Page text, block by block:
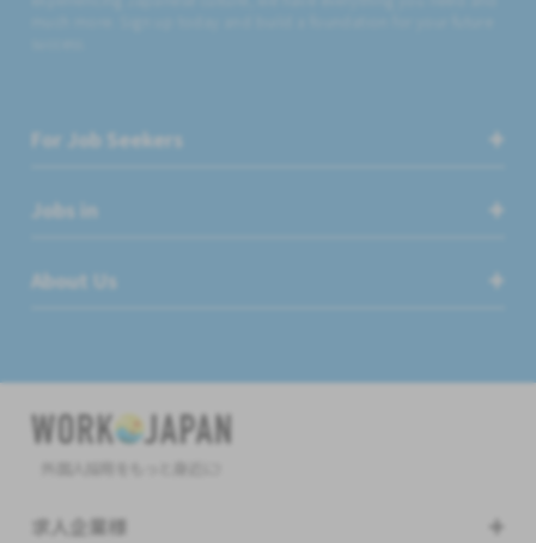
For Job Seekers
Jobs in
About Us
求人企業様